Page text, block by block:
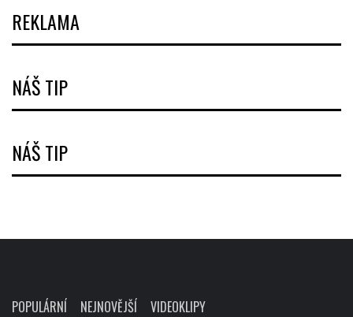
REKLAMA
NÁŠ TIP
NÁŠ TIP
POPULÁRNÍ NEJNOVĚJŠÍ VIDEOKLIPY